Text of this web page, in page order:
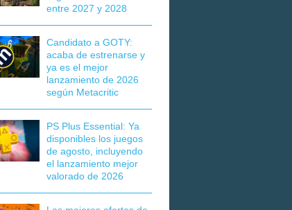
entre 2027 y 2028
Candidato a GOTY:
acaba de estrenarse y
ya es el mejor
lanzamiento de 2026
según Metacritic
PS Plus Essential: Ya
disponibles los juegos
de agosto, incluyendo
el lanzamiento mejor
valorado de 2026